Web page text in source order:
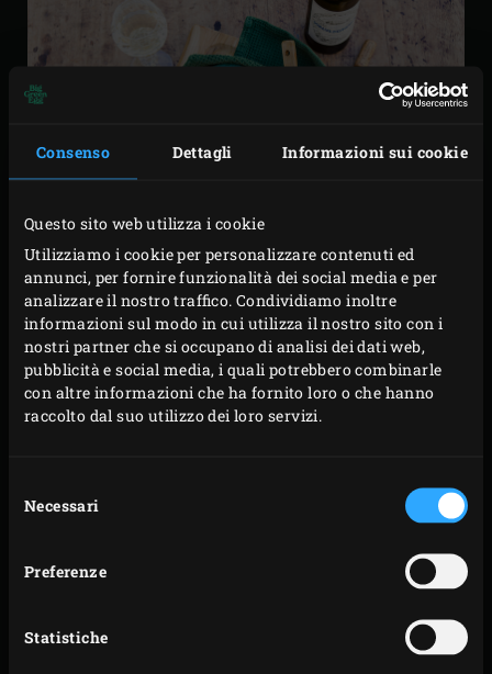
Consenso Dettagli Informazioni sui cookie
Questo sito web utilizza i cookie
Utilizziamo i cookie per personalizzare contenuti ed
annunci, per fornire funzionalità dei social media e per
analizzare il nostro traffico. Condividiamo inoltre
informazioni sul modo in cui utilizza il nostro sito con i
nostri partner che si occupano di analisi dei dati web,
pubblicità e social media, i quali potrebbero combinarle
con altre informazioni che ha fornito loro o che hanno
raccolto dal suo utilizzo dei loro servizi.
delNecessari
Preferenze
Statistiche
oven
) e una non smaltata è molto personale. A causa
della natura fragile del materiale, una Dutch Oven non-
assorbe sempre
leggermente i sapori del cibo preparato. Più usi la pentola,